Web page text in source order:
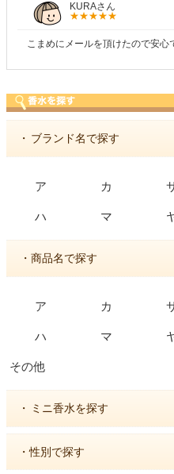
しらすさん
商品が早く届いたのでよかった
・ ブランド名で探す
ア カ
ハ マ
・商品名で探す
ア カ
ハ マ
その他
・ ミニ香水を探す
・性別で探す